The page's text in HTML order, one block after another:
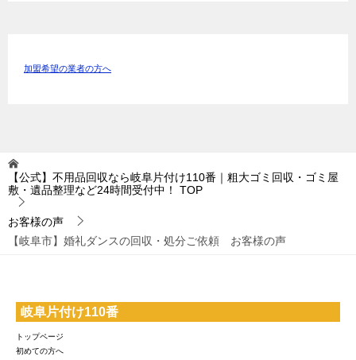
加盟希望の業者の方へ
【公式】不用品回収なら岐阜片付け110番｜粗大ゴミ回収・ゴミ屋
敷・遺品整理など24時間受付中！
TOP
お客様の声
【岐阜市】婚礼ダンスの回収・処分ご依頼 お客様の声
岐阜片付け110番
トップページ
初めての方へ